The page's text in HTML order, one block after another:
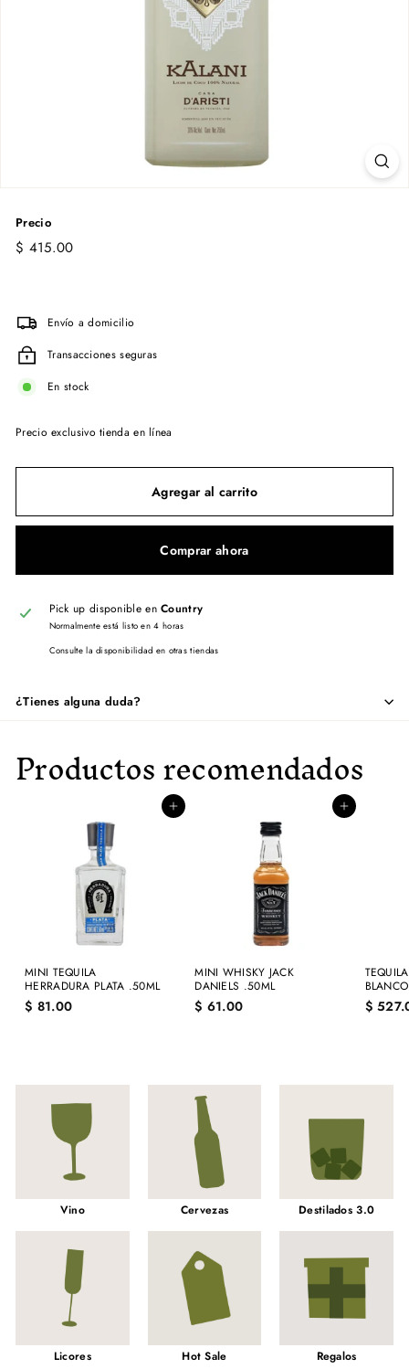
Precio
Precio
habitual
$ 415.00$
Envío a domicilio
Transacciones seguras
En stock
Precio exclusivo tienda en línea
Agregar al carrito
Comprar ahora
Pick up disponible enCountry
Normalmente está listo en 4 horas
Consulte la disponibilidad en otras tiendas
¿Tienes alguna duda?
Productos recomendados
Agregar al carrito
MINI TEQUILA
HERRADURA PLATA .50ML
$ 81.00$
0
Agregar al carrito
MINI WHISKY JACK
DANIELS .50ML
$ 61.00$
0
$
Vino Cervezas Destilados 3.0
Licores Hot Sale Regalos